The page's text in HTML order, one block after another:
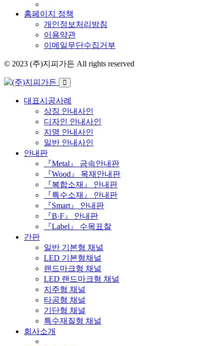
홈페이지 정책
개인정보처리방침
이용약관
이메일무단수집거부
© 2023 (주)지피가든 All rights reserved
대표시공사례
상징 안내사인
디자인 안내사인
지명 안내사인
일반 안내사인
안내판
『Metal』 금속안내판
『Wood』 목재안내판
『복합소재』 안내판
『특수소재』 안내판
『Smart』 안내판
『B·F』 안내판
『Label』 수목표찰
간판
일반 기본형 채널
LED 기본형채널
랜드마크형 채널
LED 랜드마크형 채널
지주형 채널
타공형 채널
기단형 채널
특수재질형 채널
회사소개